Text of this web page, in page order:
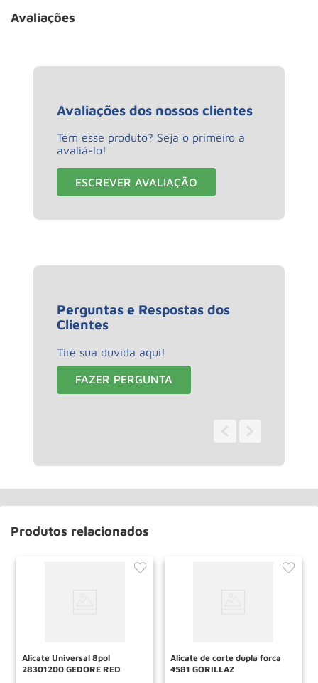
Avaliações
Avaliações dos nossos clientes
Tem esse produto? Seja o primeiro a
avaliá-lo!
ESCREVER AVALIAÇÃO
Perguntas e Respostas dos
Clientes
Tire sua duvida aqui!
FAZER PERGUNTA
Produtos relacionados
Alicate Universal 8pol
28301200 GEDORE RED
Alicate de corte dupla forca
4581 GORILLAZ